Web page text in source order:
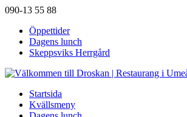
090-13 55 88
Öppettider
Dagens lunch
Skeppsviks Herrgård
Startsida
Kvällsmeny